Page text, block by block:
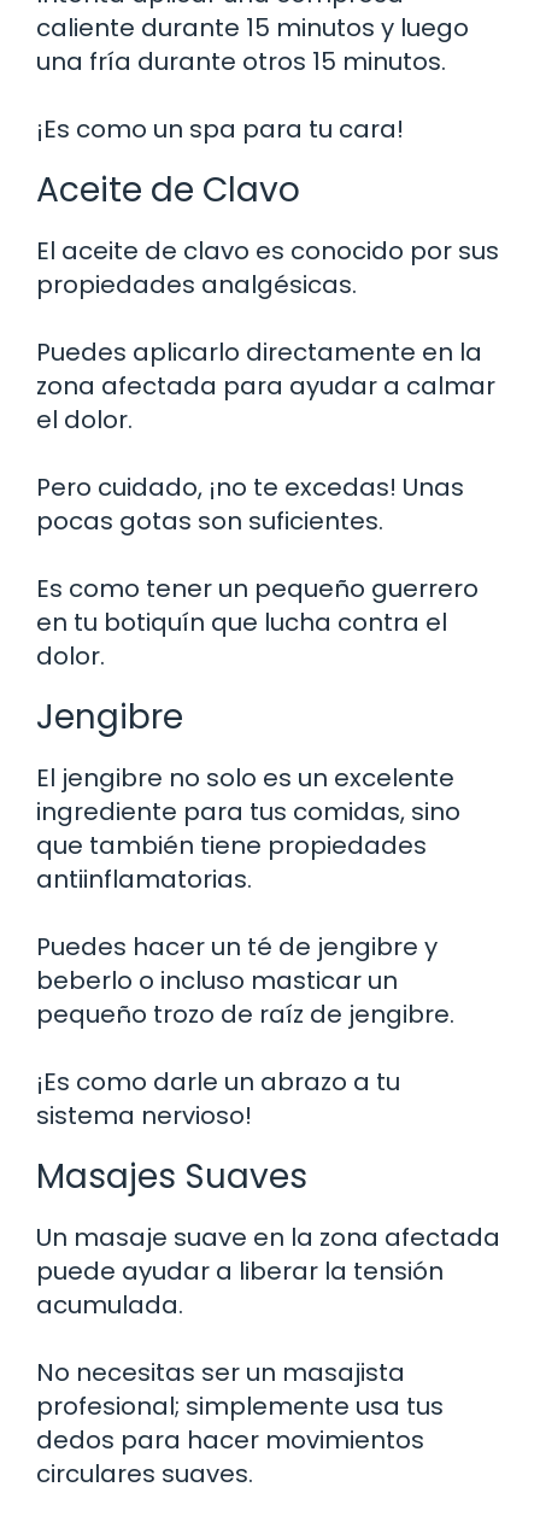
caliente durante 15 minutos y luego
una fría durante otros 15 minutos.
¡Es como un spa para tu cara!
Aceite de Clavo
El aceite de clavo es conocido por sus
propiedades analgésicas.
Puedes aplicarlo directamente en la
zona afectada para ayudar a calmar
el dolor.
Pero cuidado, ¡no te excedas! Unas
pocas gotas son suficientes.
Es como tener un pequeño guerrero
en tu botiquín que lucha contra el
dolor.
Jengibre
El jengibre no solo es un excelente
ingrediente para tus comidas, sino
que también tiene propiedades
antiinflamatorias.
Puedes hacer un té de jengibre y
beberlo o incluso masticar un
pequeño trozo de raíz de jengibre.
¡Es como darle un abrazo a tu
sistema nervioso!
Masajes Suaves
Un masaje suave en la zona afectada
puede ayudar a liberar la tensión
acumulada.
No necesitas ser un masajista
profesional; simplemente usa tus
dedos para hacer movimientos
circulares suaves.